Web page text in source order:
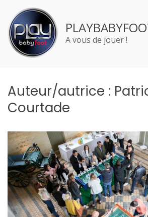
contenu
A vous de jouer !
Auteur/autrice :
Courtade